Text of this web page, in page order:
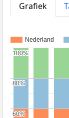
Grafiek
Nederland
60%
60%
80%
80%
100%
100%